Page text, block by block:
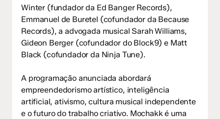
Winter (fundador da Ed Banger Records),
Emmanuel de Buretel (cofundador da Because
Records), a advogada musical Sarah Williams,
Gideon Berger (cofundador do Block9) e Matt
Black (cofundador da Ninja Tune).
A programação anunciada abordará
empreendedorismo artístico, inteligência
artificial, ativismo, cultura musical independente
e o futuro do trabalho criativo. Mochakk é uma